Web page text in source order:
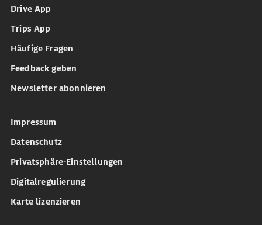
Drive App
Trips App
Häufige Fragen
Feedback geben
Newsletter abonnieren
Impressum
Datenschutz
Privatsphäre-Einstellungen
Digitalregulierung
Karte lizenzieren